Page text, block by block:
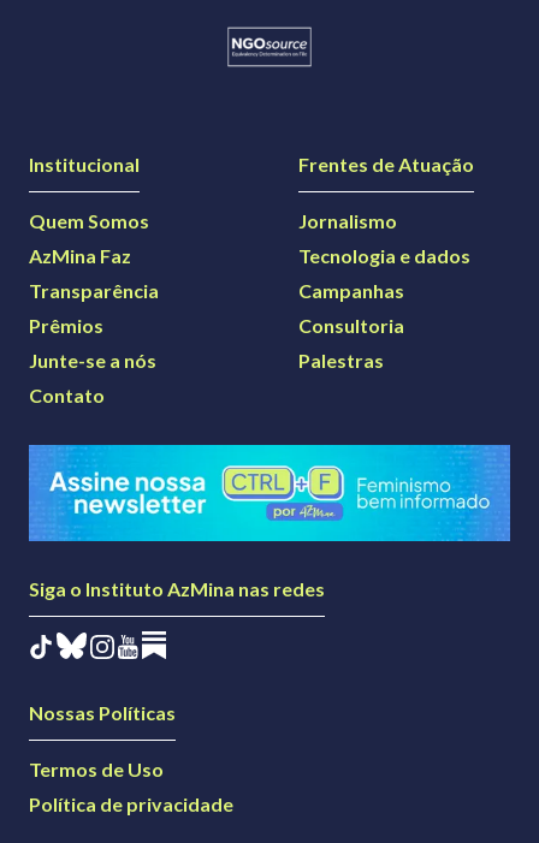
Institucional
Quem Somos
AzMina Faz
Transparência
Prêmios
Junte-se a nós
Contato
Frentes de Atuação
Jornalismo
Tecnologia e dados
Campanhas
Consultoria
Palestras
Siga o Instituto AzMina nas redes
Nossas Políticas
Termos de Uso
Política de privacidade